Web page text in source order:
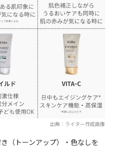
出典：ライター作成画像
（トーンアップ）・色なしを